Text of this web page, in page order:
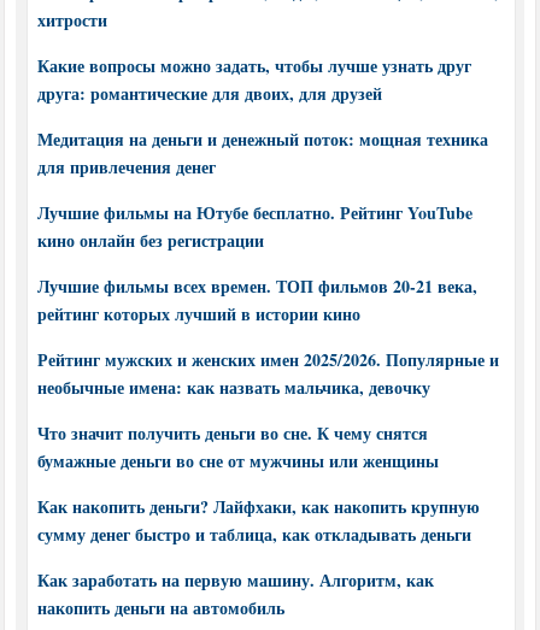
хитрости
Какие вопросы можно задать, чтобы лучше узнать друг
друга: романтические для двоих, для друзей
Медитация на деньги и денежный поток: мощная техника
для привлечения денег
Лучшие фильмы на Ютубе бесплатно. Рейтинг YouTube
кино онлайн без регистрации
Лучшие фильмы всех времен. ТОП фильмов 20-21 века,
рейтинг которых лучший в истории кино
Рейтинг мужских и женских имен 2025/2026. Популярные и
необычные имена: как назвать мальчика, девочку
Что значит получить деньги во сне. К чему снятся
бумажные деньги во сне от мужчины или женщины
Как накопить деньги? Лайфхаки, как накопить крупную
сумму денег быстро и таблица, как откладывать деньги
Как заработать на первую машину. Алгоритм, как
накопить деньги на автомобиль